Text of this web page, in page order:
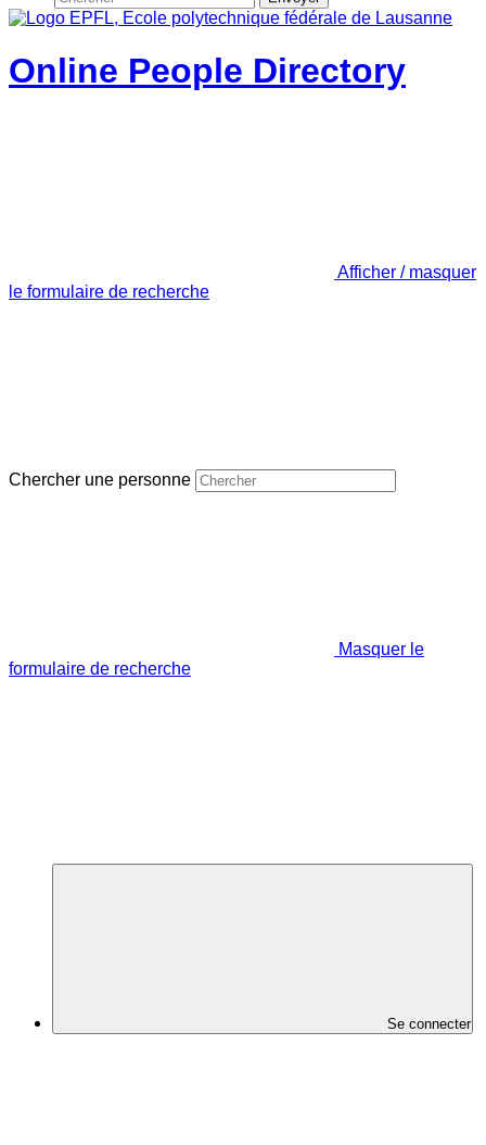
Online People Directory
Afficher / masquer
le formulaire de recherche
Chercher une personne
Masquer le
formulaire de recherche
Se connecter